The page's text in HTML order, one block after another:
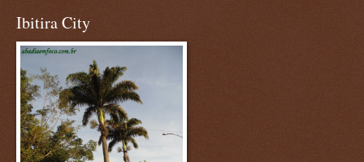
Ibitira City